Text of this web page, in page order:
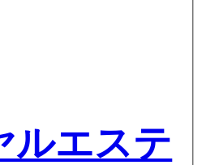
ルエステ